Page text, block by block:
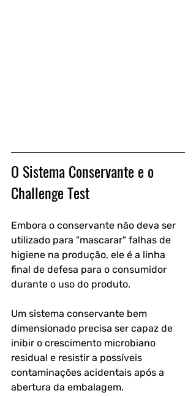
O Sistema Conservante e o
Challenge Test
Embora o conservante não deva ser
utilizado para "mascarar" falhas de
higiene na produção, ele é a linha
final de defesa para o consumidor
durante o uso do produto.
Um sistema conservante bem
dimensionado precisa ser capaz de
inibir o crescimento microbiano
residual e resistir a possíveis
contaminações acidentais após a
abertura da embalagem.